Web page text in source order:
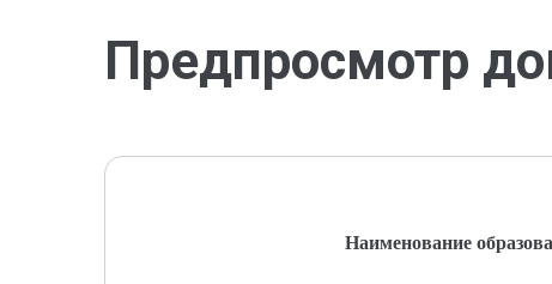
Предпросмотр
Наименование